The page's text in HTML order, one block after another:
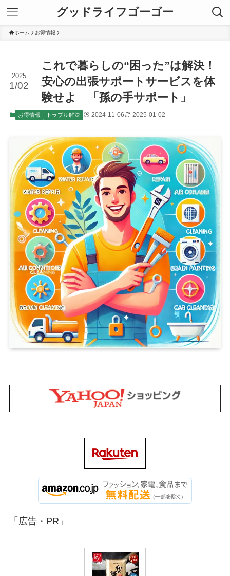
グッドライフゴーゴー
ホーム お得情報
これで暮らしの“困った”は解決！
安心の出張サポートサービスを体
験せよ 「孫の手サポート」
2025
1/02
お得情報 トラブル解決 2024-11-06 2025-01-02
「広告・PR」